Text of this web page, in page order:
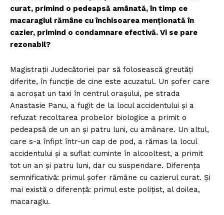
curat, primind o pedeapsă amânată, în timp ce
macaragiul rămâne cu închisoarea menţionată în
cazier, primind o condamnare efectivă. Vi se pare
rezonabil?
Magistraţii Judecătoriei par să folosească greutăţi
diferite, în funcţie de cine este acuzatul. Un şofer care
a acroşat un taxi în centrul oraşului, pe strada
Anastasie Panu, a fugit de la locul accidentului şi a
refuzat recoltarea probelor biologice a primit o
pedeapsă de un an şi patru luni, cu amânare. Un altul,
care s-a înfipt într-un cap de pod, a rămas la locul
accidentului şi a suflat cuminte în alcooltest, a primit
tot un an şi patru luni, dar cu suspendare. Diferenţa
semnificativă: primul şofer rămâne cu cazierul curat. Şi
mai există o diferenţă: primul este poliţist, al doilea,
macaragiu.